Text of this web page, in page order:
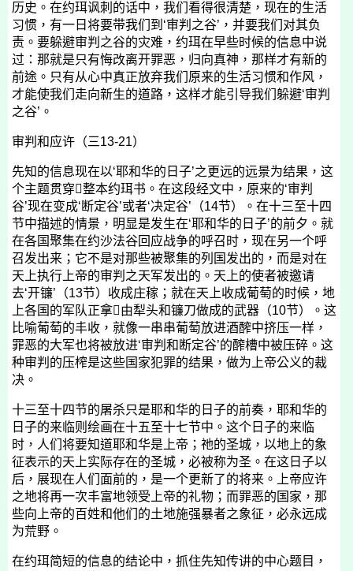
历史。在约珥讽刺的话中，我们看得很清楚，现在的生活
习惯，有一日将要带我们到‘审判之谷’，并要我们对其负
责。要躲避审判之谷的灾难，约珥在早些时候的信息中说
过：那就是只有悔改离开罪恶，归向真神，那样才有新的
前途。只有从心中真正放弃我们原来的生活习惯和作风，
才能使我们走向新生的道路，这样才能引导我们躲避‘审判
之谷’。
审判和应许（三13-21）
先知的信息现在以‘耶和华的日子’之更远的远景为结果，这
个主题贯穿整本约珥书。在这段经文中，原来的‘审判
谷’现在变成‘断定谷’或者‘决定谷’（14节）。在十三至十四
节中描述的情景，明显是发生在‘耶和华的日子’的前夕。就
在各国聚集在约沙法谷回应战争的呼召时，现在另一个呼
召发出来；它不是对那些被聚集的列国发出的，而是对在
天上执行上帝的审判之天军发出的。天上的使者被邀请
去‘开镰’（13节）收成庄稼；就在天上收成葡萄的时候，地
上各国的军队正拿由犁头和镰刀做成的武器（10节）。这
比喻葡萄的丰收，就像一串串葡萄放进酒醡中挤压一样，
罪恶的大军也将被放进‘审判和断定谷’的醡槽中被压碎。这
种审判的压榨是这些国家犯罪的结果，做为上帝公义的裁
决。
十三至十四节的屠杀只是耶和华的日子的前奏，耶和华的
日子的来临则绘画在十五至十七节中。这个日子的来临
时，人们将要知道耶和华是上帝；祂的圣城，以地上的象
征表示的天上实际存在的圣城，必被称为圣。在这日子以
后，展现在人们面前的，是一个更新了的将来。上帝应许
之地将再一次丰富地领受上帝的礼物；而罪恶的国家，那
些向上帝的百姓和他们的土地施强暴者之象征，必永远成
为荒野。
在约珥简短的信息的结论中，抓住先知传讲的中心题目，